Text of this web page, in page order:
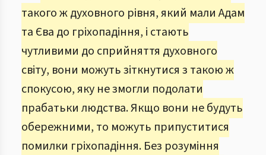
такого ж духовного рівня, який мали Адам
та Єва до гріхопадіння, і стають
чутливими до сприйняття духовного
світу, вони можуть зіткнутися з такою ж
спокусою, яку не змогли подолати
прабатьки людства. Якщо вони не будуть
обережними, то можуть припуститися
помилки гріхопадіння. Без розуміння